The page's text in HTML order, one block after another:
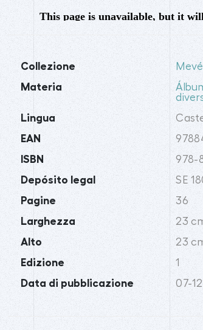
Collezione
Materia
Lingua
EAN
ISBN 978-
Depósito legal SE
Pagine 36
Larghezza 23
Alto 23
Edizione 1
Data di pubblicazione 07-